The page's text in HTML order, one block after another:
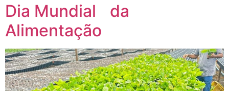
Dia Mundial da
Alimentação